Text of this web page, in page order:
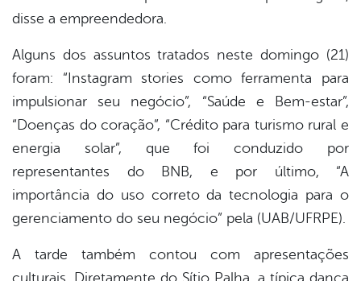
disse a empreendedora.
Alguns dos assuntos tratados neste domingo (21)
foram: “Instagram stories como ferramenta para
impulsionar seu negócio”, “Saúde e Bem-estar”,
“Doenças do coração”, “Crédito para turismo rural e
energia solar”, que foi conduzido por
representantes do BNB, e por último, “A
importância do uso correto da tecnologia para o
gerenciamento do seu negócio” pela (UAB/UFRPE).
A tarde também contou com apresentações